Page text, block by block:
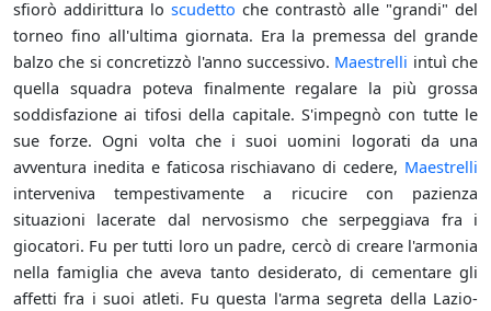
sfiorò addirittura lo scudetto che contrastò alle "grandi" del
torneo fino all'ultima giornata. Era la premessa del grande
balzo che si concretizzò l'anno successivo. Maestrelli intuì che
quella squadra poteva finalmente regalare la più grossa
soddisfazione ai tifosi della capitale. S'impegnò con tutte le
sue forze. Ogni volta che i suoi uomini logorati da una
avventura inedita e faticosa rischiavano di cedere, Maestrelli
interveniva tempestivamente a ricucire con pazienza
situazioni lacerate dal nervosismo che serpeggiava fra i
giocatori. Fu per tutti loro un padre, cercò di creare l'armonia
nella famiglia che aveva tanto desiderato, di cementare gli
affetti fra i suoi atleti. Fu questa l'arma segreta della Lazio-